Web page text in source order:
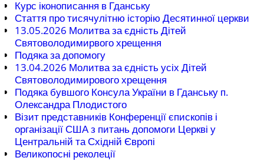
Курс іконописання в Гданську
Стаття про тисячулітню історію Десятинної церкви
13.05.2026 Молитва за єдність Дітей
Святоволодимирвого хрещення
Подяка за допомогу
13.04.2026 Молитва за єдність усіх Дітей
Святоволодимирового хрещення
Подяка бувшого Консула України в Гданську п.
Олександра Плодистого
Візит представників Конференції єпископів і
організації США з питань допомоги Церкві у
Центральній та Східній Європі
Великопосні реколеції